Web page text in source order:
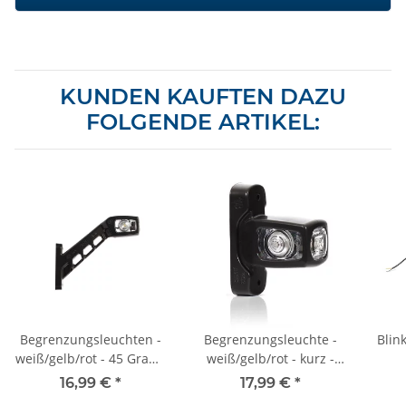
KUNDEN KAUFTEN DAZU
FOLGENDE ARTIKEL:
Begrenzungsleuchten -
weiß/gelb/rot - 45 Grad -
rechts
16,99 € *
Begrenzungsleuchte -
weiß/gelb/rot - kurz -
beidseitig
17,99 € *